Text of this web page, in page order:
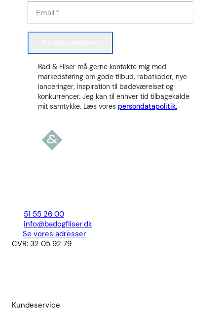
Bad & Fliser må gerne kontakte mig med
markedsføring om gode tilbud, rabatkoder, nye
lanceringer, inspiration til badeværelset og
konkurrencer. Jeg kan til enhver tid tilbagekalde
mit samtykke. Læs vores persondatapolitik.
51 55 26 00
info@badogfliser.dk
Se vores adresser
CVR: 32 05 92 79
Kundeservice